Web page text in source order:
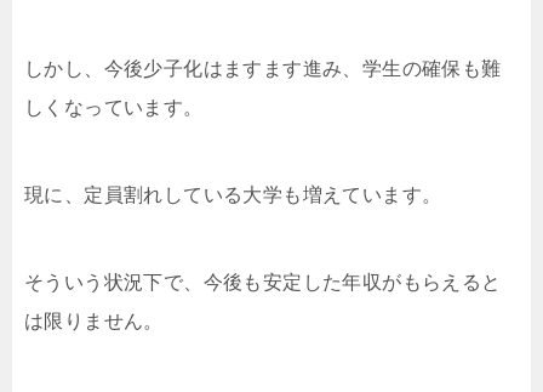
しかし、今後少子化はますます進み、学生の確保も難
しくなっています。
現に、定員割れしている大学も増えています。
そういう状況下で、今後も安定した年収がもらえると
は限りません。